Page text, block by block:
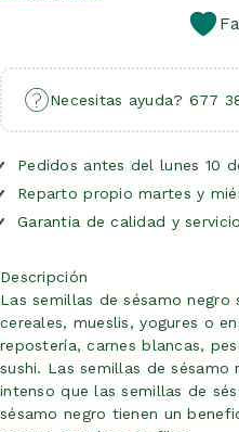
Necesitas ayuda? 677
Pedidos antes del lunes 10
Reparto propio martes y
Garantia de calidad y servicio
Descripción
Las semillas de sésamo negro
cereales, mueslis, yogures o
repostería, carnes blancas,
sushi. Las semillas de sésamo
intenso que las semillas de
sésamo negro tienen un